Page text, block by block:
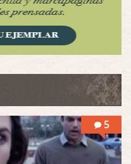
Al principio por el hype que la dieron iba …
Totalmente de acuerdo Ignacio. La he disfr …
5